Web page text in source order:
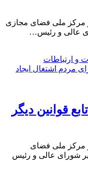
مرکز ملی فضای مجازی
عالی و رئیس…
و ارتباطات
قوانین دیگر
مرکز ملی فضای
شورای عالی و رئیس